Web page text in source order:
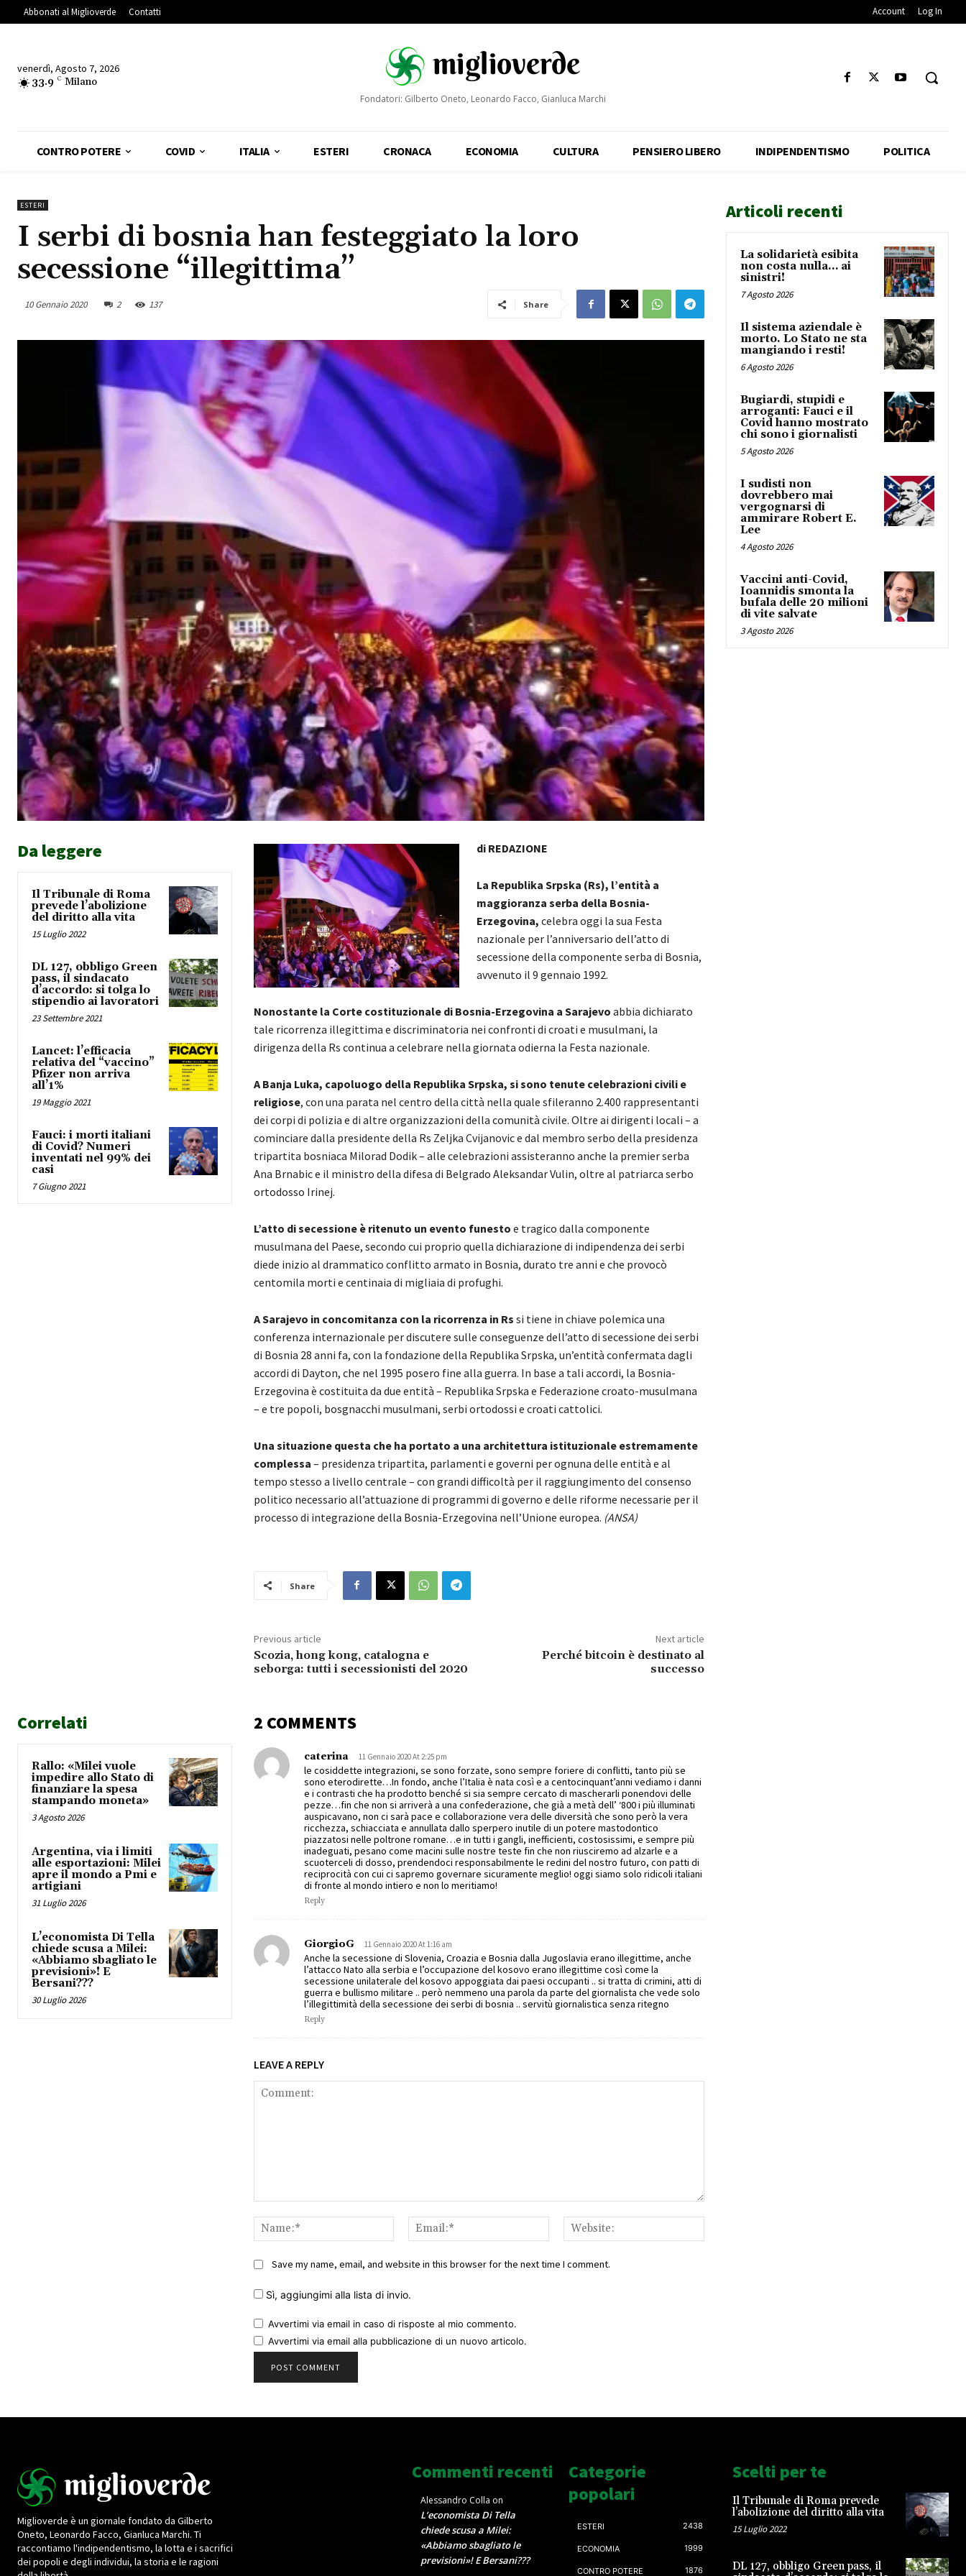
Abbonati al Miglioverde Contatti Account Log In
venerdì, Agosto 7, 2026
33.9 C Milano
Fondatori: Gilberto Oneto, Leonardo Facco, Gianluca Marchi
CONTRO POTERE COVID ITALIA ESTERI CRONACA ECONOMIA CULTURA PENSIERO LIBERO INDIPENDENTISMO POLITICA
ESTERI
I serbi di bosnia han festeggiato la loro
secessione “illegittima”
10 Gennaio 2020 2 137 Share
Da leggere
Il Tribunale di Roma
prevede l’abolizione
del diritto alla vita
15 Luglio 2022
DL 127, obbligo Green
pass, il sindacato
d’accordo: si tolga lo
stipendio ai lavoratori
23 Settembre 2021
Lancet: l’efficacia
relativa del “vaccino”
Pfizer non arriva
all’1%
19 Maggio 2021
Fauci: i morti italiani
di Covid? Numeri
inventati nel 99% dei
casi
7 Giugno 2021
di REDAZIONE
La Republika Srpska (Rs), l’entità a
maggioranza serba della Bosnia-
Erzegovina, celebra oggi la sua Festa
nazionale per l’anniversario dell’atto di
secessione della componente serba di Bosnia,
avvenuto il 9 gennaio 1992.
Nonostante la Corte costituzionale di Bosnia-Erzegovina a Sarajevo abbia dichiarato
tale ricorrenza illegittima e discriminatoria nei confronti di croati e musulmani, la
dirigenza della Rs continua a celebrare nella giornata odierna la Festa nazionale.
A Banja Luka, capoluogo della Republika Srpska, si sono tenute celebrazioni civili e
religiose, con una parata nel centro della città nella quale sfileranno 2.400 rappresentanti
dei corpi di polizia e di altre organizzazioni della comunità civile. Oltre ai dirigenti locali – a
cominciare dalla presidente della Rs Zeljka Cvijanovic e dal membro serbo della presidenza
tripartita bosniaca Milorad Dodik – alle celebrazioni assisteranno anche la premier serba
Ana Brnabic e il ministro della difesa di Belgrado Aleksandar Vulin, oltre al patriarca serbo
ortodosso Irinej.
L’atto di secessione è ritenuto un evento funesto e tragico dalla componente
musulmana del Paese, secondo cui proprio quella dichiarazione di indipendenza dei serbi
diede inizio al drammatico conflitto armato in Bosnia, durato tre anni e che provocò
centomila morti e centinaia di migliaia di profughi.
A Sarajevo in concomitanza con la ricorrenza in Rs si tiene in chiave polemica una
conferenza internazionale per discutere sulle conseguenze dell’atto di secessione dei serbi
di Bosnia 28 anni fa, con la fondazione della Republika Srpska, un’entità confermata dagli
accordi di Dayton, che nel 1995 posero fine alla guerra. In base a tali accordi, la Bosnia-
Erzegovina è costituita da due entità – Republika Srpska e Federazione croato-musulmana
– e tre popoli, bosgnacchi musulmani, serbi ortodossi e croati cattolici.
Una situazione questa che ha portato a una architettura istituzionale estremamente
complessa – presidenza tripartita, parlamenti e governi per ognuna delle entità e al
tempo stesso a livello centrale – con grandi difficoltà per il raggiungimento del consenso
politico necessario all’attuazione di programmi di governo e delle riforme necessarie per il
processo di integrazione della Bosnia-Erzegovina nell’Unione europea. (ANSA)
Share
Previous article
Scozia, hong kong, catalogna e
seborga: tutti i secessionisti del 2020
Next article
Perché bitcoin è destinato al
successo
Correlati
Rallo: «Milei vuole
impedire allo Stato di
finanziare la spesa
stampando moneta»
3 Agosto 2026
Argentina, via i limiti
alle esportazioni: Milei
apre il mondo a Pmi e
artigiani
31 Luglio 2026
L’economista Di Tella
chiede scusa a Milei:
«Abbiamo sbagliato le
previsioni»! E
Bersani???
30 Luglio 2026
2 COMMENTS
caterina 11 Gennaio 2020 At 2:25 pm
le cosiddette integrazioni, se sono forzate, sono sempre foriere di conflitti, tanto più se
sono eterodirette…In fondo, anche l’Italia è nata così e a centocinquant’anni vediamo i danni
e i contrasti che ha prodotto benché si sia sempre cercato di mascherarli ponendovi delle
pezze…fin che non si arriverà a una confederazione, che già a metà dell’ ‘800 i più illuminati
auspicavano, non ci sarà pace e collaborazione vera delle diversità che sono però la vera
ricchezza, schiacciata e annullata dallo sperpero inutile di un potere mastodontico
piazzatosi nelle poltrone romane…e in tutti i gangli, inefficienti, costosissimi, e sempre più
inadeguati, pesano come macini sulle nostre teste fin che non riusciremo ad alzarle e a
scuoterceli di dosso, prendendoci responsabilmente le redini del nostro futuro, con patti di
reciprocità con cui ci sapremo governare sicuramente meglio! oggi siamo solo ridicoli italiani
di fronte al mondo intiero e non lo meritiamo!
Reply
GiorgioG 11 Gennaio 2020 At 1:16 am
Anche la secessione di Slovenia, Croazia e Bosnia dalla Jugoslavia erano illegittime, anche
l’attacco Nato alla serbia e l’occupazione del kosovo erano illegittime così come la
secessione unilaterale del kosovo appoggiata dai paesi occupanti .. si tratta di crimini, atti di
guerra e bullismo militare .. però nemmeno una parola da parte del giornalista che vede solo
l’illegittimità della secessione dei serbi di bosnia .. servitù giornalistica senza ritegno
Reply
LEAVE A REPLY
Name:*
Email:*
Save my name, email, and website in this browser for the next time I comment.
Sì, aggiungimi alla lista di invio.
Avvertimi via email in caso di risposte al mio commento.
Avvertimi via email alla pubblicazione di un nuovo articolo.
Articoli recenti
La solidarietà esibita
non costa nulla… ai
sinistri!
7 Agosto 2026
Il sistema aziendale è
morto. Lo Stato ne sta
mangiando i resti!
6 Agosto 2026
Bugiardi, stupidi e
arroganti: Fauci e il
Covid hanno mostrato
chi sono i giornalisti
5 Agosto 2026
I sudisti non
dovrebbero mai
vergognarsi di
ammirare Robert E.
Lee
4 Agosto 2026
Vaccini anti-Covid,
Ioannidis smonta la
bufala delle 20 milioni
di vite salvate
3 Agosto 2026
Miglioverde è un giornale fondato da Gilberto
Oneto, Leonardo Facco, Gianluca Marchi. Ti
raccontiamo l'indipendentismo, la lotta e i sacrifici
dei popoli e degli individui, la storia e le ragioni
Commenti recenti
Alessandro Colla on
L’economista Di Tella
chiede scusa a Milei:
«Abbiamo sbagliato le
previsioni»! E Bersani???
Categorie
popolari
ESTERI 2438
ECONOMIA 1999
CONTRO POTERE 1876
Scelti per te
Il Tribunale di Roma prevede
l’abolizione del diritto alla vita
15 Luglio 2022
DL 127, obbligo Green pass, il